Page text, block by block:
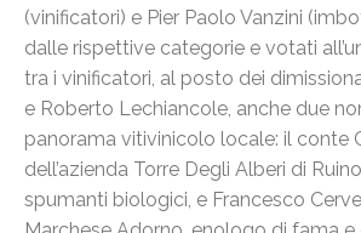
(vinificatori) e Pier Paolo Vanzini
dalle rispettive categorie e votati
tra i vinificatori, al posto dei
e Roberto Lechiancole, anche due
panorama vitivinicolo locale: il conte
dell’azienda Torre Degli Alberi di
spumanti biologici, e Francesco